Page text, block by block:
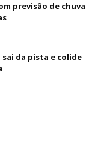
previsão de chuva
sai da pista e colide